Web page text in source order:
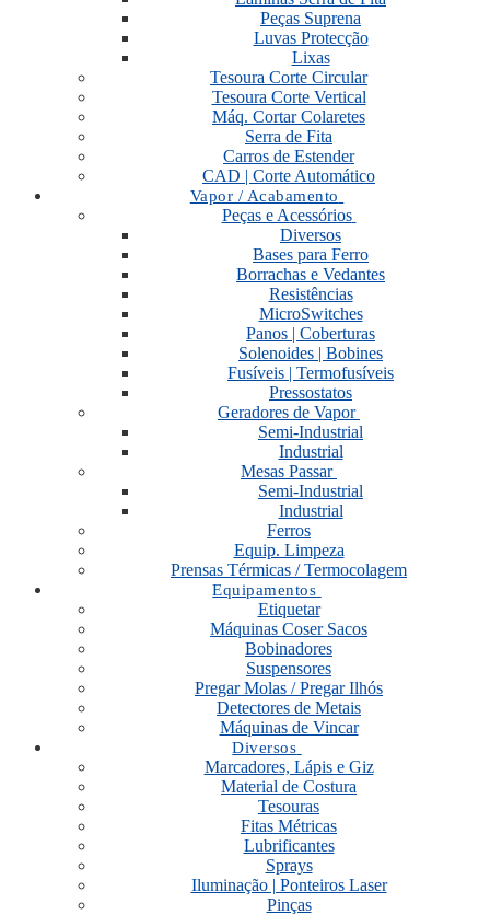
Peças Suprena
Luvas Protecção
Lixas
Tesoura Corte Circular
Tesoura Corte Vertical
Máq. Cortar Colaretes
Serra de Fita
Carros de Estender
CAD | Corte Automático
Vapor / Acabamento
Peças e Acessórios
Diversos
Bases para Ferro
Borrachas e Vedantes
Resistências
MicroSwitches
Panos | Coberturas
Solenoides | Bobines
Fusíveis | Termofusíveis
Pressostatos
Geradores de Vapor
Semi-Industrial
Industrial
Mesas Passar
Semi-Industrial
Industrial
Ferros
Equip. Limpeza
Prensas Térmicas / Termocolagem
Equipamentos
Etiquetar
Máquinas Coser Sacos
Bobinadores
Suspensores
Pregar Molas / Pregar Ilhós
Detectores de Metais
Máquinas de Vincar
Diversos
Marcadores, Lápis e Giz
Material de Costura
Tesouras
Fitas Métricas
Lubrificantes
Sprays
Iluminação | Ponteiros Laser
Pinças